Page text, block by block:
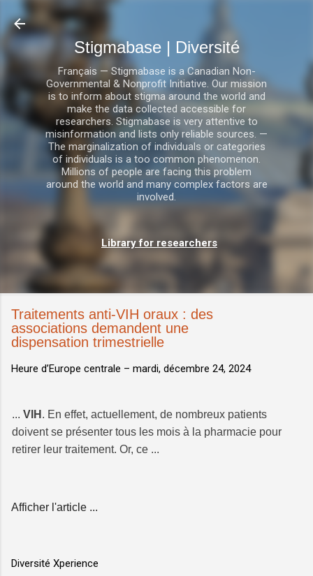
Stigmabase | Diversité
Français — Stigmabase is a Canadian Non-
Governmental & Nonprofit Initiative. Our mission
is to inform about stigma around the world and
make the data collected accessible for
researchers. Stigmabase is very attentive to
misinformation and lists only reliable sources. —
The marginalization of individuals or categories
of individuals is a too common phenomenon.
Millions of people are facing this problem
around the world and many complex factors are
involved.
Library for researchers
Traitements anti-VIH oraux : des
associations demandent une
dispensation trimestrielle
Heure d’Europe centrale – mardi, décembre 24, 2024
... VIH . En effet, actuellement, de nombreux patients
doivent se présenter tous les mois à la pharmacie pour
retirer leur traitement. Or, ce ...
Afficher l'article ...
Diversité Xperience